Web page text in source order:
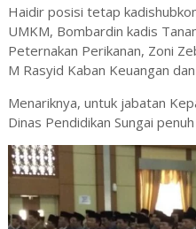
Haidir posisi tetap
UMKM, Bombardin kadis
Peternakan Perikanan, Zoni
M Rasyid Kaban Keuangan
Menariknya, untuk jabatan
Dinas Pendidikan Sungai